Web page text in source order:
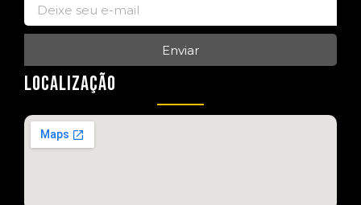
Enviar
LOCALIZAÇÃO